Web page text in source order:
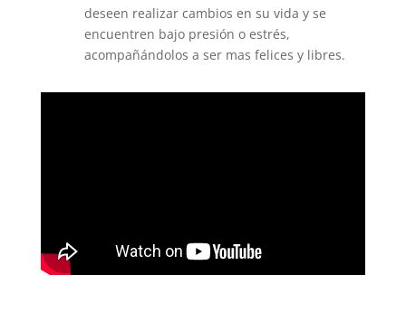
deseen realizar cambios en su vida y se
encuentren bajo presión o estrés,
acompañándolos a ser mas felices y libres.